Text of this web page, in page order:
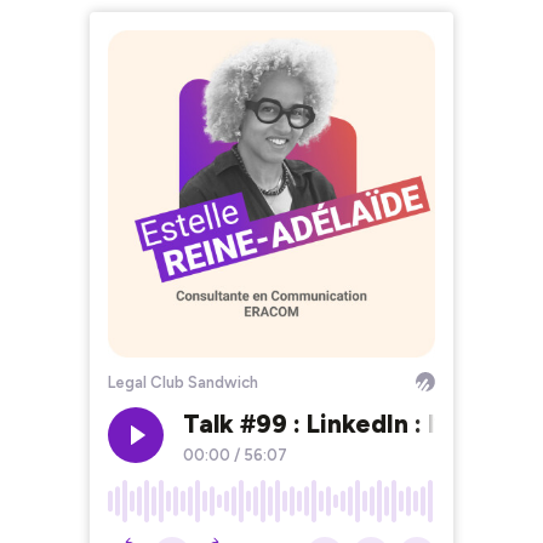
Legal Club Sandwich
Talk #99 : LinkedIn : l’IA et
00:00 / 56:07